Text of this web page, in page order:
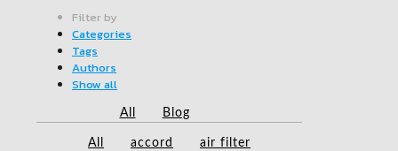
Filter by
Categories
Tags
Authors
Show all
All Blog
All accord
air filter